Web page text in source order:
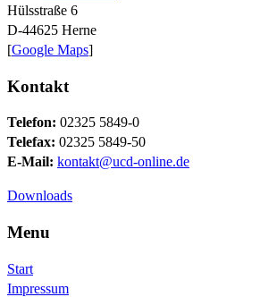
Hülsstraße 6
D-44625 Herne
[Google Maps]
Kontakt
Telefon: 02325 5849-0
Telefax: 02325 5849-50
E-Mail: kontakt@ucd-online.de
Downloads
Menu
Start
Impressum